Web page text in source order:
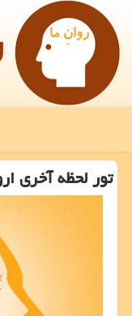
تور لحظه آخری